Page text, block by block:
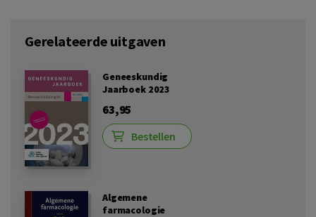
Gerelateerde uitgaven
Geneeskundig
Jaarboek 2023
63,95
Bestellen
Algemene
farmacologie